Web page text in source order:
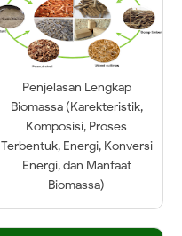
Penjelasan Lengkap
Biomassa (Karekteristik,
Komposisi, Proses
Terbentuk, Energi, Konversi
Energi, dan Manfaat
Biomassa)